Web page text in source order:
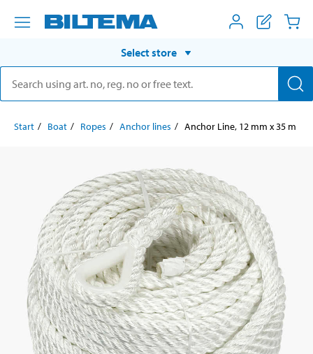
Select store
Start Boat Ropes Anchor lines Anchor Line, 12 mm x 35 m